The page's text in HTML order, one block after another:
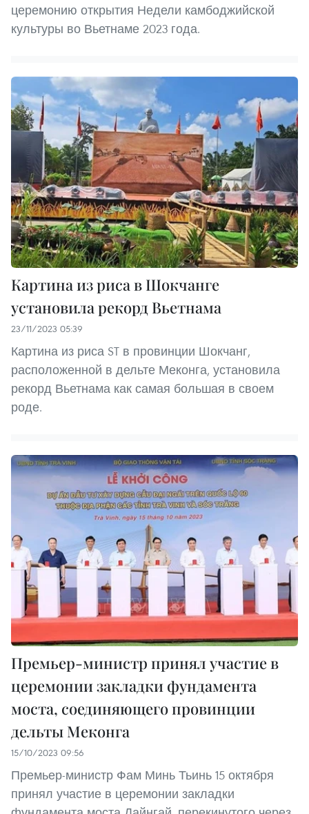
церемонию открытия Недели камбоджийской
культуры во Вьетнаме 2023 года.
Картина из риса в Шокчанге
установила рекорд Вьетнама
23/11/2023 05:39
Картина из риса ST в провинции Шокчанг,
расположенной в дельте Меконга, установила
рекорд Вьетнама как самая большая в своем
роде.
Премьер-министр принял участие в
церемонии закладки фундамента
моста, соединяющего провинции
дельты Меконга
15/10/2023 09:56
Премьер-министр Фам Минь Тьинь 15 октября
принял участие в церемонии закладки